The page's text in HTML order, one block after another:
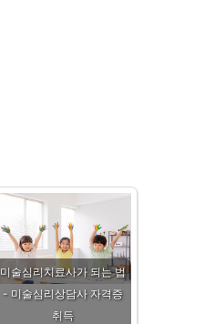
미술심리치료사가 되는 법
- 미술심리상담사 자격증
취득